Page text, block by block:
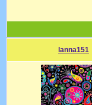
lanna151